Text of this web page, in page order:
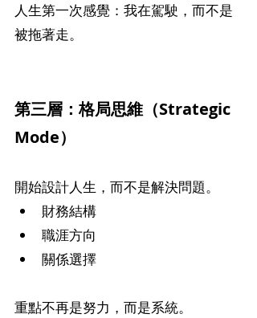
人生第一次感覺：我在駕駛，而不是
被拖著走。
第三層：格局思維（Strategic
Mode）
開始設計人生，而不是解決問題。
財務結構
職涯方向
關係選擇
重點不再是努力，而是系統。